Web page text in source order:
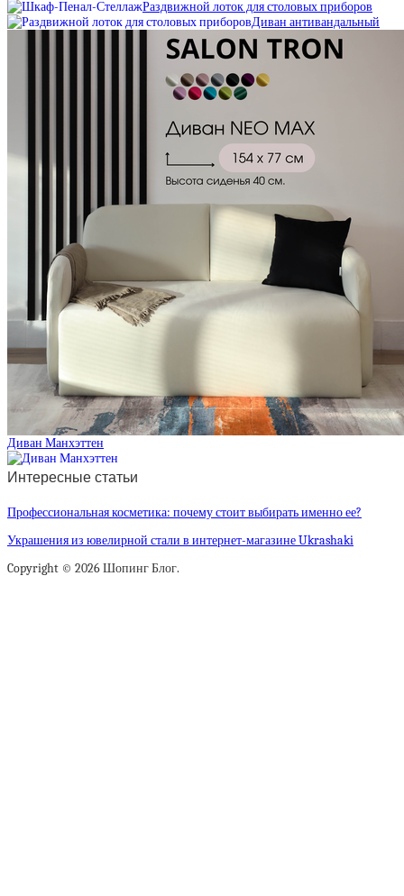
Раздвижной лоток для столовых приборов
Диван антивандальный
Диван Манхэттен
Интересные статьи
Профессиональная косметика: почему стоит выбирать именно ее?
Украшения из ювелирной стали в интернет-магазине Ukrashaki
Copyright © 2026 Шопинг Блог.